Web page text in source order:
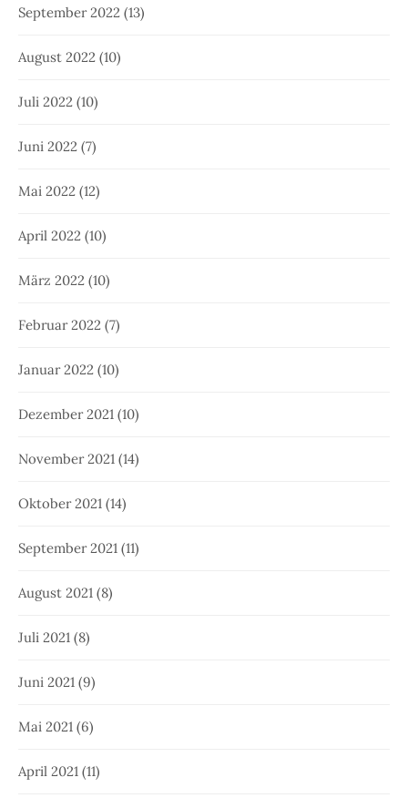
September 2022 (13)
August 2022 (10)
Juli 2022 (10)
Juni 2022 (7)
Mai 2022 (12)
April 2022 (10)
März 2022 (10)
Februar 2022 (7)
Januar 2022 (10)
Dezember 2021 (10)
November 2021 (14)
Oktober 2021 (14)
September 2021 (11)
August 2021 (8)
Juli 2021 (8)
Juni 2021 (9)
Mai 2021 (6)
April 2021 (11)